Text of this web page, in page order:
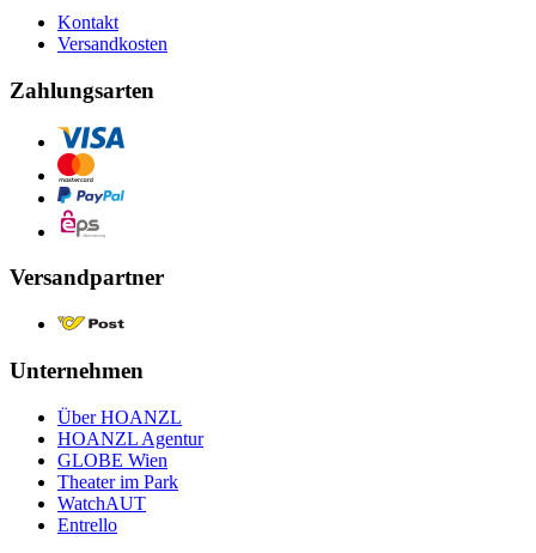
Kontakt
Versandkosten
Zahlungsarten
Versandpartner
Unternehmen
Über HOANZL
HOANZL Agentur
GLOBE Wien
Theater im Park
WatchAUT
Entrello